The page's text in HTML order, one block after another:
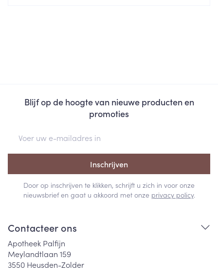
Blijf op de hoogte van nieuwe producten en
promoties
Inschrijven
Door op inschrijven te klikken, schrijft u zich in voor onze
nieuwsbrief en gaat u akkoord met onze privacy policy.
Contacteer ons
Apotheek Palfijn
Meylandtlaan 159
3550 Heusden-Zolder